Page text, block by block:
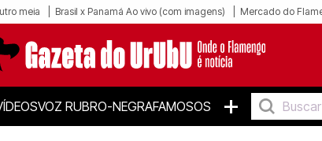
meia Brasil x Panamá Ao vivo (com imagens) Mercado do
VOZ RUBRO-NEGRAFAMOSOS +